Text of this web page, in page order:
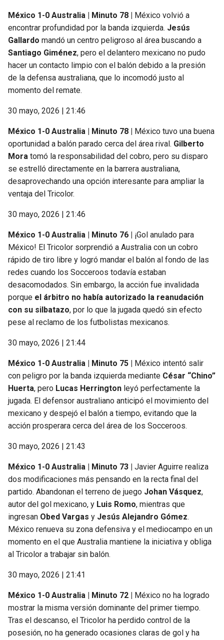
México 1-0 Australia | Minuto 78 | México volvió a
encontrar profundidad por la banda izquierda. Jesús
Gallardo mandó un centro peligroso al área buscando a
Santiago Giménez, pero el delantero mexicano no pudo
hacer un contacto limpio con el balón debido a la presión
de la defensa australiana, que lo incomodó justo al
momento del remate.
30 mayo, 2026 | 21:46
México 1-0 Australia | Minuto 78 | México tuvo una buena
oportunidad a balón parado cerca del área rival. Gilberto
Mora tomó la responsabilidad del cobro, pero su disparo
se estrelló directamente en la barrera australiana,
desaprovechando una opción interesante para ampliar la
ventaja del Tricolor.
30 mayo, 2026 | 21:46
México 1-0 Australia | Minuto 76 | ¡Gol anulado para
México! El Tricolor sorprendió a Australia con un cobro
rápido de tiro libre y logró mandar el balón al fondo de las
redes cuando los Socceroos todavía estaban
desacomodados. Sin embargo, la acción fue invalidada
porque el árbitro no había autorizado la reanudación
con su silbatazo, por lo que la jugada quedó sin efecto
pese al reclamo de los futbolistas mexicanos.
30 mayo, 2026 | 21:44
México 1-0 Australia | Minuto 75 | México intentó salir
con peligro por la banda izquierda mediante César “Chino”
Huerta, pero Lucas Herrington leyó perfectamente la
jugada. El defensor australiano anticipó el movimiento del
mexicano y despejó el balón a tiempo, evitando que la
acción prosperara cerca del área de los Socceroos.
30 mayo, 2026 | 21:43
México 1-0 Australia | Minuto 73 | Javier Aguirre realiza
dos modificaciones más pensando en la recta final del
partido. Abandonan el terreno de juego Johan Vásquez,
autor del gol mexicano, y Luis Romo, mientras que
ingresan Obed Vargas y Jesús Alejandro Gómez.
México renueva su zona defensiva y el mediocampo en un
momento en el que Australia mantiene la iniciativa y obliga
al Tricolor a trabajar sin balón.
30 mayo, 2026 | 21:41
México 1-0 Australia | Minuto 72 | México no ha logrado
mostrar la misma versión dominante del primer tiempo.
Tras el descanso, el Tricolor ha perdido control de la
posesión, no ha generado ocasiones claras de gol y ha